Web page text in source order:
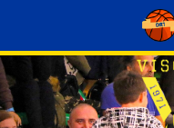
content